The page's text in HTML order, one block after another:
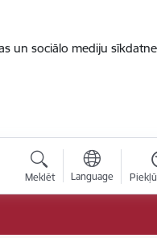
un sociālo mediju
Meklēt Language